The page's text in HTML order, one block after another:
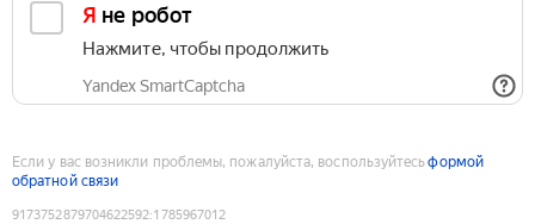
Я не робот
Нажмите, чтобы продолжить
Yandex SmartCaptcha
Если у вас возникли проблемы, пожалуйста, воспользуйтесьформой
обратной связи
9173752879704622592:1785967012